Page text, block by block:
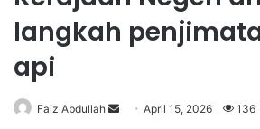
langkah
api
Faiz Abdullah April 15, 2026 136